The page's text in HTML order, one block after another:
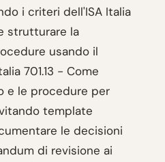
i criteri dell'ISA Italia
strutturare la
usando il
701.13 - Come
e le procedure per
template
le decisioni
di revisione ai